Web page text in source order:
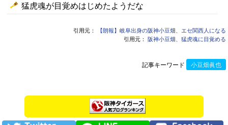
猛虎魂が目覚めはじめたようだな
引用元：
【朗報】岐阜出身の阪神小豆畑、エセ関西人になる
引用元： 阪神小豆畑、猛虎魂に目覚める
記事キーワード 小豆畑眞也